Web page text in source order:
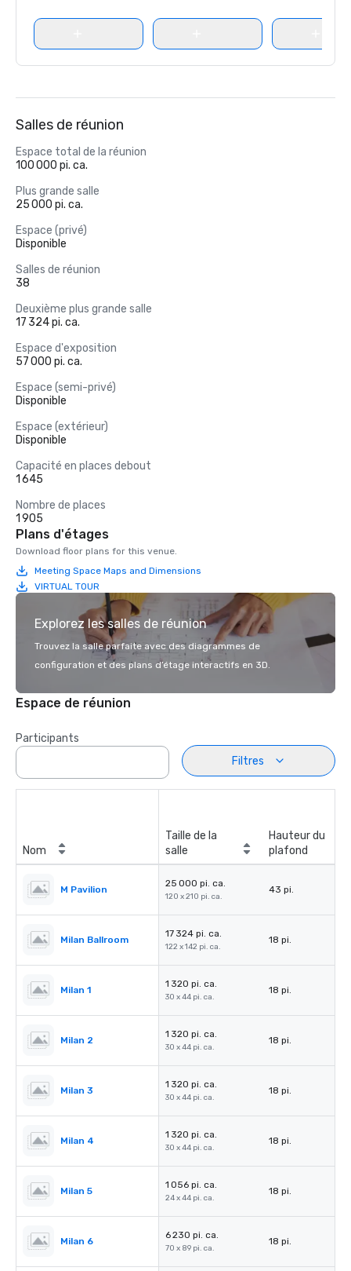
Salles de réunion
Espace total de la réunion
100 000 pi. ca.
Plus grande salle
25 000 pi. ca.
Espace (privé)
Disponible
Salles de réunion
38
Deuxième plus grande salle
17 324 pi. ca.
Espace d'exposition
57 000 pi. ca.
Espace (semi-privé)
Disponible
Espace (extérieur)
Disponible
Capacité en places debout
1 645
Nombre de places
1 905
Plans d'étages
Download floor plans for this venue.
Meeting Space Maps and Dimensions
VIRTUAL TOUR
Explorez les salles de réunion
Trouvez la salle parfaite avec des diagrammes de
configuration et des plans d’étage interactifs en 3D.
Espace de réunion
Participants
Filtres
Nom
Taille de la
salle
Hauteur du
plafond
M Pavilion
25 000 pi. ca.
120 x 210 pi. ca.
43 pi.
Milan Ballroom
17 324 pi. ca.
122 x 142 pi. ca.
18 pi.
Milan 1
1 320 pi. ca.
30 x 44 pi. ca.
18 pi.
Milan 2
1 320 pi. ca.
30 x 44 pi. ca.
18 pi.
Milan 3
1 320 pi. ca.
30 x 44 pi. ca.
18 pi.
Milan 4
1 320 pi. ca.
30 x 44 pi. ca.
18 pi.
Milan 5
1 056 pi. ca.
24 x 44 pi. ca.
18 pi.
Milan 6
6 230 pi. ca.
70 x 89 pi. ca.
18 pi.